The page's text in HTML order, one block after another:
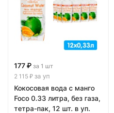
177 ₽ за 1 шт
2 115 ₽ за уп
Кокосовая вода с манго
Foco 0.33 литра, без газа,
тетра-пак, 12 шт. в уп.